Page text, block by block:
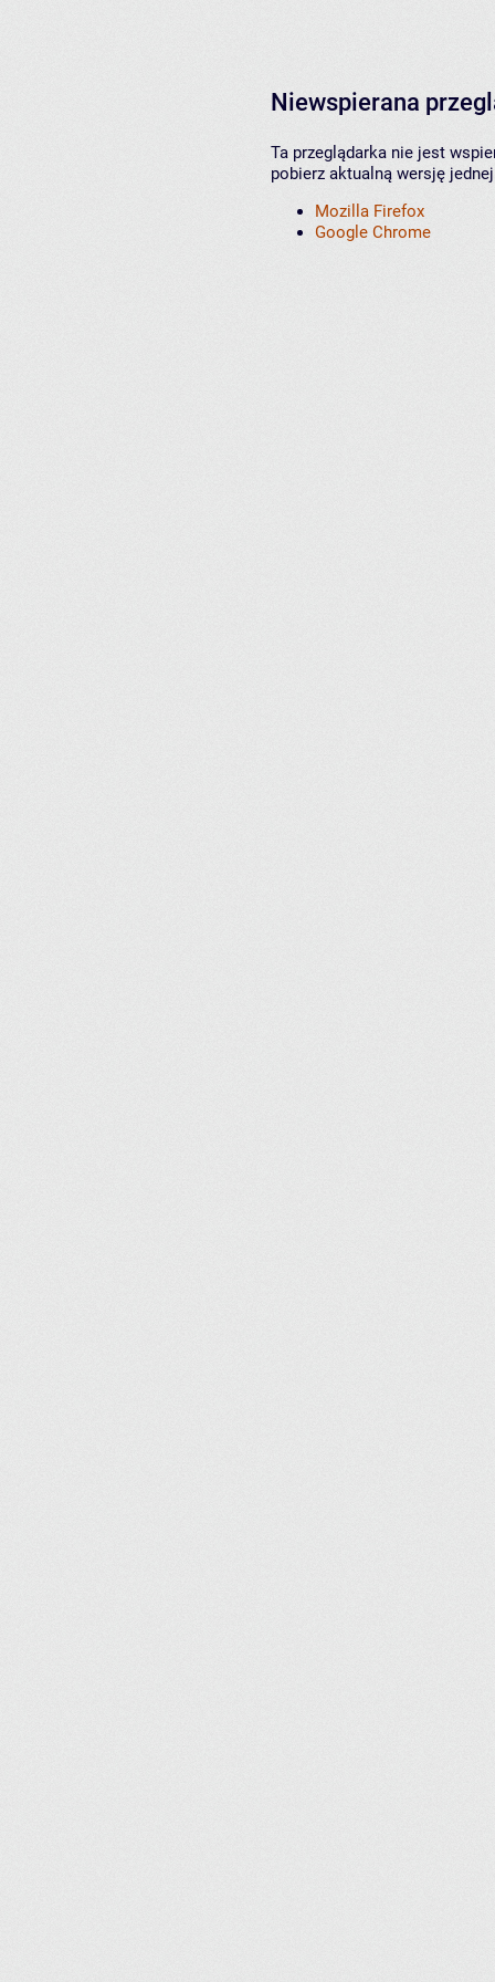
Niewspierana
Ta przeglądarka nie jest
pobierz aktualną wersję
Mozilla Firefox
Google Chrome